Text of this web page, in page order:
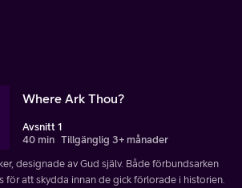
Where Ark Thou?
Avsnitt 1
40 min Tillgänglig 3+ månader
designade av Gud själv. Både förbundsarken
för att skydda innan de gick förlorade i historien.